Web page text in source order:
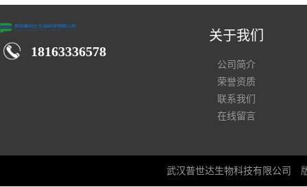
18163336578
关于我们
公司简介
荣誉资质
联系我们
在线留言
武汉普世达生物科技有限公司